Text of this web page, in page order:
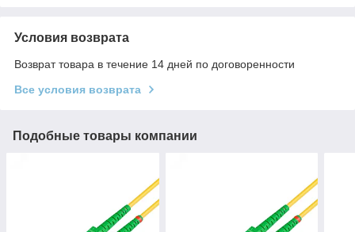
Условия возврата
Возврат товара в течение 14 дней по договоренности
Все условия возврата
Подобные товары компании